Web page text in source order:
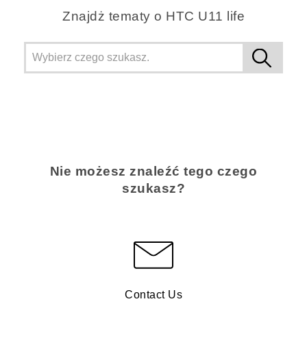
Znajdż tematy o HTC U11 life
Nie możesz znaleźć tego czego
szukasz?
Contact Us